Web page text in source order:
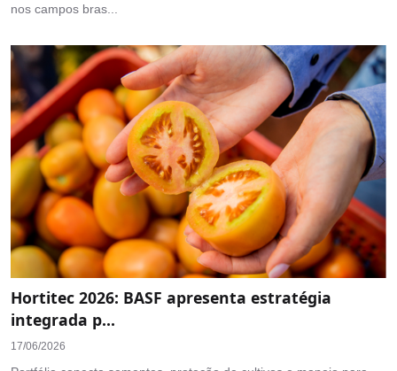
nos campos bras...
Hortitec 2026: BASF apresenta estratégia
integrada p...
17/06/2026